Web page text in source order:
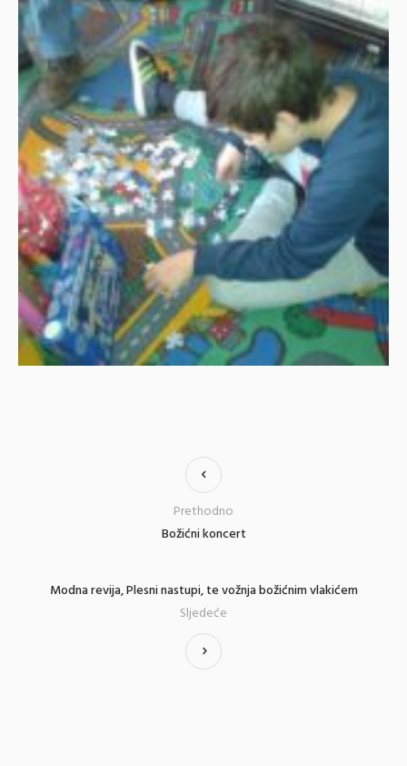
Božićni koncert
Prethodno
Modna revija, Plesni nastupi, te vožnja božićnim vlakićem
Sljedeće